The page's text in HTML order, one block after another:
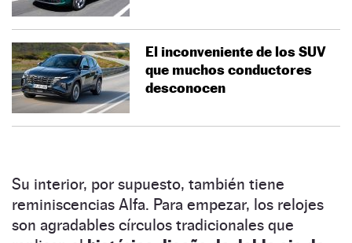
El inconveniente de los SUV
que muchos conductores
desconocen
Su interior, por supuesto, también tiene
reminiscencias Alfa. Para empezar, los relojes
son agradables círculos tradicionales que